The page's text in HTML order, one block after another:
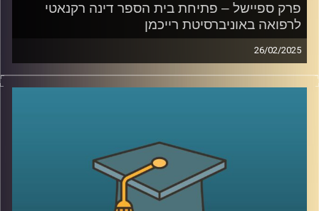
פרק ספיישל – פתיחת בית הספר דינה רקנאטי
לרפואה באוניברסיטת רייכמן
26/02/2025
אוניברסיטת רייכמן ממשיכה להתרחב ולהתבסס, והפעם עם
הקמת בית הספר לרפואה על שם דינה רקנאטי. כיום, רק 30%
באירוע הפתיחה התקיים טקס ה”חלוק הלבן”, המסמן את
תחילת הלימודים הקליניים של הסטודנטים ואת מחויבותם
לערכי הרפואה. במסגרת הטקס קיבלו הסטודנטים את חלוקי